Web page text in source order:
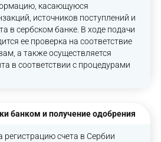
касающуюся
источников поступлений и
в сербском банке. В ходе подачи
ее проверка на соответствие
а также осуществляется
в соответствии с процедурами
банком и получение одобрения
регистрацию счета в Сербии